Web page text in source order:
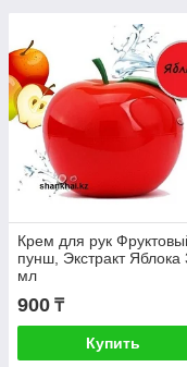
Крем для рук
пунш, Экстракт Яблока
мл
900 ₸
Купить